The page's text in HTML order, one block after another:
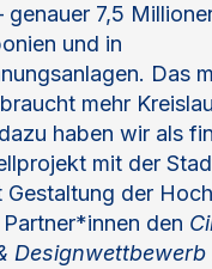
genauer 7,5
und in
Das
mehr
haben wir als
mit der
Gestaltung der
den